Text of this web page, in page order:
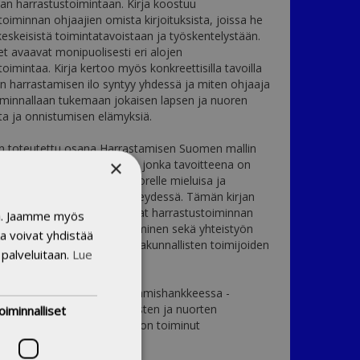
harrastustoimintaan. Kirja koostuu
ohjaajien omista kirjoituksista, joissa he
toimintatavoistaan ja työskentelystään.
avaavat monipuolisesti eri alojen
Kirja kertoo myös konkreettisilla tavoilla
harrastamisen ilo syntyy yhdessä ja miten ohjaaja
tukemaan jokaisen lapsen ja nuoren
ja onnistumisen elämyksiä.
toteutettu osana Harrastamisen Suomen mallin
kehittämistoimintaa, jonka tavoitteena on
jokaiselle lapselle ja nuorelle mieluisa ja
harrastus koulupäivän yhteydessä. Tämän kirjan
keskeisinä teemoina ovat harrastustoiminnan
työtavat ja laadunkehittäminen sekä yhteistyön
niin paikallisten kuin valtakunnallisten toimijoiden
mallin kehittämishankkeessa -
toiminnan perusteet lasten ja nuorten
koordinoijana on toiminut
Avoin kampus.
×
myös
voivat yhdistää
Lue